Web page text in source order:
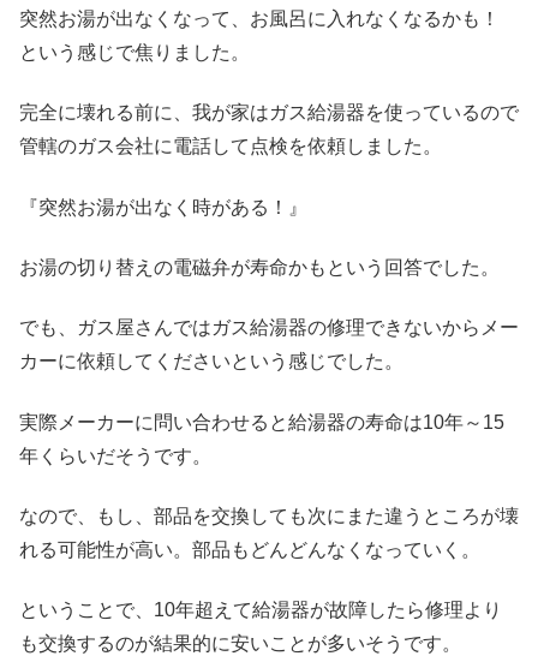
突然お湯が出なくなって、お風呂に入れなくなるかも！
という感じで焦りました。
完全に壊れる前に、我が家はガス給湯器を使っているので
管轄のガス会社に電話して点検を依頼しました。
『突然お湯が出なく時がある！』
お湯の切り替えの電磁弁が寿命かもという回答でした。
でも、ガス屋さんではガス給湯器の修理できないからメー
カーに依頼してくださいという感じでした。
実際メーカーに問い合わせると給湯器の寿命は10年～15
年くらいだそうです。
なので、もし、部品を交換しても次にまた違うところが壊
れる可能性が高い。部品もどんどんなくなっていく。
ということで、10年超えて給湯器が故障したら修理より
も交換するのが結果的に安いことが多いそうです。